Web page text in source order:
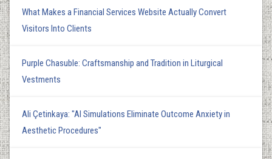
What Makes a Financial Services Website Actually Convert
Visitors Into Clients
Purple Chasuble: Craftsmanship and Tradition in Liturgical
Vestments
Ali Çetinkaya: "AI Simulations Eliminate Outcome Anxiety in
Aesthetic Procedures"